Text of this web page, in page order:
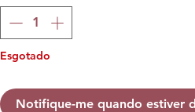
Esgotado
Notifique-me quando estiver